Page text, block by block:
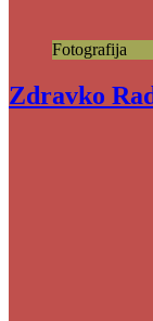
Fotografija
Zdravko